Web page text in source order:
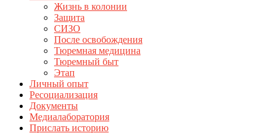
Жизнь в колонии
Защита
СИЗО
После освобождения
Тюремная медицина
Тюремный быт
Этап
Личный опыт
Ресоциализация
Документы
Медиалаборатория
Прислать историю